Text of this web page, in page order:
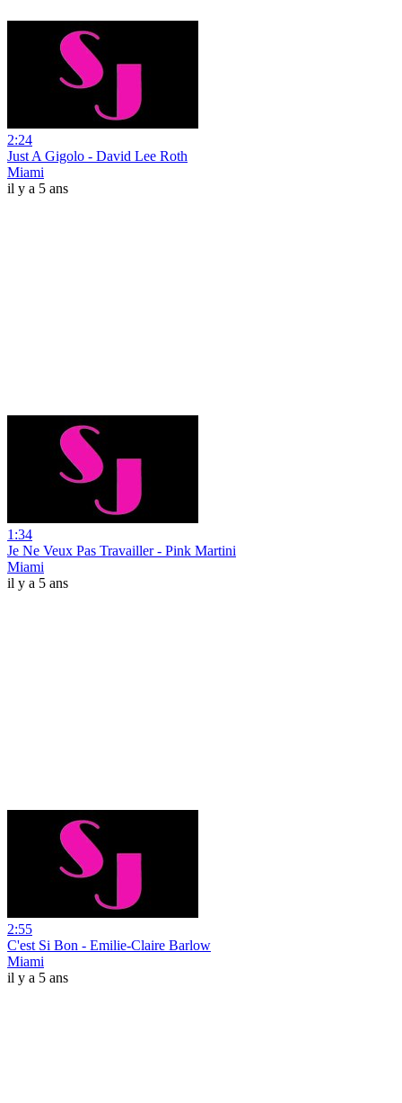
2:24
Just A Gigolo - David Lee Roth
Miami
il y a 5 ans
1:34
Je Ne Veux Pas Travailler - Pink Martini
Miami
il y a 5 ans
2:55
C'est Si Bon - Emilie-Claire Barlow
Miami
il y a 5 ans